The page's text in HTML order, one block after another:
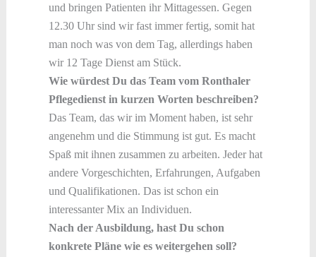
und bringen Patienten ihr Mittagessen. Gegen
12.30 Uhr sind wir fast immer fertig, somit hat
man noch was von dem Tag, allerdings haben
wir 12 Tage Dienst am Stück.
Wie würdest Du das Team vom Ronthaler
Pflegedienst in kurzen Worten beschreiben?
Das Team, das wir im Moment haben, ist sehr
angenehm und die Stimmung ist gut. Es macht
Spaß mit ihnen zusammen zu arbeiten. Jeder hat
andere Vorgeschichten, Erfahrungen, Aufgaben
und Qualifikationen. Das ist schon ein
interessanter Mix an Individuen.
Nach der Ausbildung, hast Du schon
konkrete Pläne wie es weitergehen soll?